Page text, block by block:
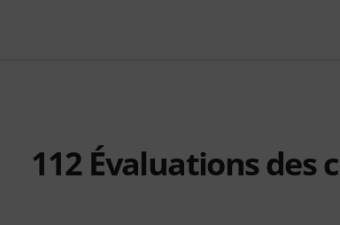
112Évaluations des